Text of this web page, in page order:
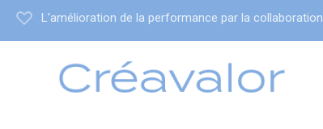
L'amélioration de la performance par la collaboration